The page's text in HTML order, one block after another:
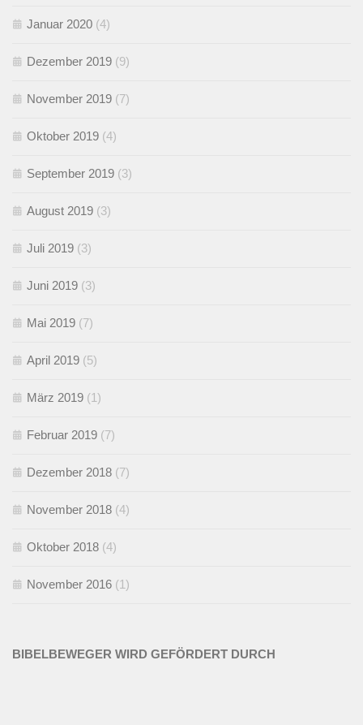
Januar 2020 (4)
Dezember 2019 (9)
November 2019 (7)
Oktober 2019 (4)
September 2019 (3)
August 2019 (3)
Juli 2019 (3)
Juni 2019 (3)
Mai 2019 (7)
April 2019 (5)
März 2019 (1)
Februar 2019 (7)
Dezember 2018 (7)
November 2018 (4)
Oktober 2018 (4)
November 2016 (1)
BIBELBEWEGER WIRD GEFÖRDERT DURCH